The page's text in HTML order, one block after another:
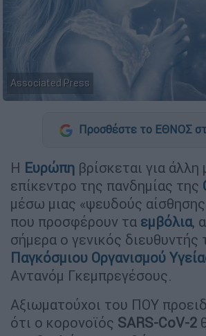
Associated Press
Προσθέστε το ΕΘΝΟΣ
Η Ευρώπη βρίσκεται για
επίκεντρο της πανδημίας της
μέσω μιας «ψευδούς
που προσφέρουν τα εμβόλια,
σήμερα ο γενικός διευθυντής
Παγκόσμιου Οργανισμού
Αντανόμ Γκεμπρεγέσους.
Αξιωματούχοι του ΠΟΥ
ότι ο κορονοϊός SARS-CoV-2